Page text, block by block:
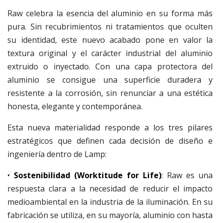
Raw celebra la esencia del aluminio en su forma más
pura. Sin recubrimientos ni tratamientos que oculten
su identidad, este nuevo acabado pone en valor la
textura original y el carácter industrial del aluminio
extruido o inyectado. Con una capa protectora del
aluminio se consigue una superficie duradera y
resistente a la corrosión, sin renunciar a una estética
honesta, elegante y contemporánea.
Esta nueva materialidad responde a los tres pilares
estratégicos que definen cada decisión de diseño e
ingeniería dentro de Lamp:
• Sostenibilidad (Worktitude for Life): Raw es una
respuesta clara a la necesidad de reducir el impacto
medioambiental en la industria de la iluminación. En su
fabricación se utiliza, en su mayoría, aluminio con hasta